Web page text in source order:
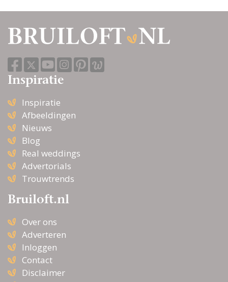
Inspiratie
Inspiratie
Afbeeldingen
Nieuws
Blog
Real weddings
Advertorials
Trouwtrends
Bruiloft.nl
Over ons
Adverteren
Inloggen
Contact
Disclaimer